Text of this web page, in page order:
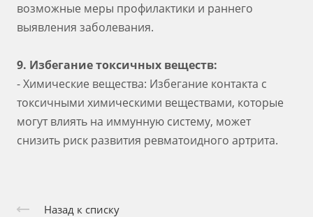
возможные меры профилактики и раннего
выявления заболевания.
9. Избегание токсичных веществ:
- Химические вещества: Избегание контакта с
токсичными химическими веществами, которые
могут влиять на иммунную систему, может
снизить риск развития ревматоидного артрита.
Назад к списку